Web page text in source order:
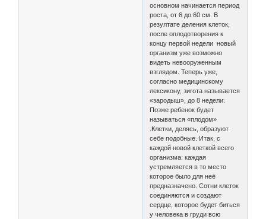
основном начинается период
роста, от 6 до 60 см. В
резултате деления клеток,
после оплодотворения к
концу первой недели новый
организм уже возможно
видеть невооруженным
взглядом. Теперь уже,
согласно медицинскому
лексикону, зигота называется
«зародыш», до 8 недели.
Позже ребенок будет
называться «плодом»
.Клетки, делясь, образуют
себе подобные. Итак, с
каждой новой клеткой всего
организма: каждая
устремляется в то место
которое было для неё
предназначено. Сотни клеток
соединяются и создают
сердце, которое будет биться
у человека в груди всю